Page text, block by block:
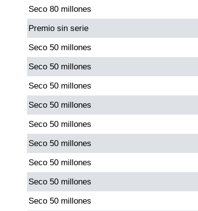
Motilon Noche
Paisita Día
Paisita Noche
Paisita 3
Pick 3 Día
Pick 3 Noche
Pick 4 Día
Seco 80 millones
Premio sin serie
Seco 50 millones
Seco 50 millones
Seco 50 millones
Seco 50 millones
Seco 50 millones
Seco 50 millones
Seco 50 millones
Seco 50 millones
Seco 50 millones